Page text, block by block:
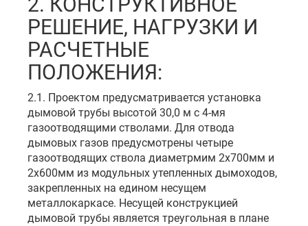
РЕШЕНИЕ, НАГРУЗКИ И
РАСЧЕТНЫЕ
ПОЛОЖЕНИЯ:
2.1. Проектом предусматривается установка
дымовой трубы высотой 30,0 м с 4-мя
газоотводящими стволами. Для отвода
дымовых газов предусмотрены четыре
газоотводящих ствола диаметрмим 2х700мм и
2х600мм из модульных утепленных дымоходов,
закрепленных на едином несущем
металлокаркасе. Несущей конструкцией
дымовой трубы является треугольная в плане